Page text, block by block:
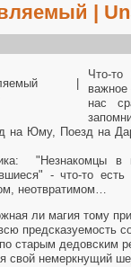
|
Что-
важное
нас
на Юму, Поезд на
"Незнакомцы в
- что-то
неотвратимом…
ли магия тому
предсказуемость
старым дедовским
свой немеркнущий